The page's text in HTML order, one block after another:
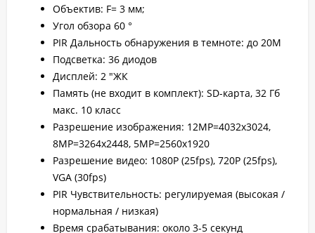
Объектив: F= 3 мм;
Угол обзора 60 °
PIR Дальность обнаружения в темноте: до 20M
Подсветка: 36 диодов
Дисплей: 2 "ЖК
Память (не входит в комплект): SD-карта, 32 Гб
макс. 10 класс
Разрешение изображения: 12MP=4032x3024,
8MP=3264x2448, 5MP=2560x1920
Разрешение видео: 1080P (25fps), 720P (25fps),
VGA (30fps)
PIR Чувствительность: регулируемая (высокая /
нормальная / низкая)
Время срабатывания: около 3-5 секунд